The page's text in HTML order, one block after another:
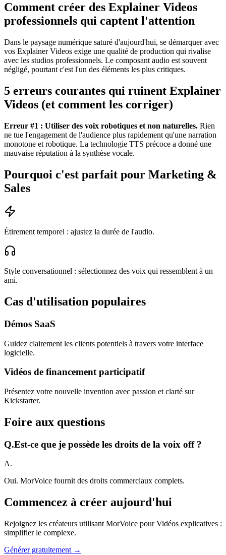
Comment créer des Explainer Videos
professionnels qui captent l'attention
Dans le paysage numérique saturé d'aujourd'hui, se démarquer avec
vos Explainer Videos exige une qualité de production qui rivalise
avec les studios professionnels. Le composant audio est souvent
négligé, pourtant c'est l'un des éléments les plus critiques.
5 erreurs courantes qui ruinent Explainer
Videos (et comment les corriger)
Erreur #1 : Utiliser des voix robotiques et non naturelles. Rien
ne tue l'engagement de l'audience plus rapidement qu'une narration
monotone et robotique. La technologie TTS précoce a donné une
mauvaise réputation à la synthèse vocale.
Pourquoi c'est parfait pour Marketing &
Sales
Étirement temporel : ajustez la durée de l'audio.
Style conversationnel : sélectionnez des voix qui ressemblent à un
ami.
Cas d'utilisation populaires
Démos SaaS
Guidez clairement les clients potentiels à travers votre interface
logicielle.
Vidéos de financement participatif
Présentez votre nouvelle invention avec passion et clarté sur
Kickstarter.
Foire aux questions
Q.Est-ce que je possède les droits de la voix off ?
A.
Oui. MorVoice fournit des droits commerciaux complets.
Commencez à créer aujourd'hui
Rejoignez les créateurs utilisant MorVoice pour Vidéos explicatives :
simplifier le complexe.
Générer gratuitement →